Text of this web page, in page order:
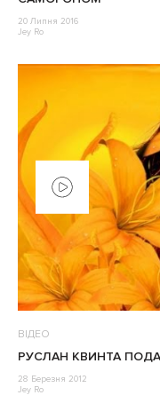
20 Липня 2016
Jey Ro
ВІДЕО
РУСЛАН КВИНТА
28 Березня 2012
Jey Ro